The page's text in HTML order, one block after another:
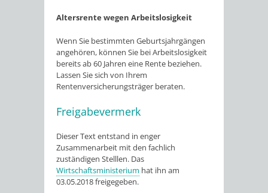
Altersrente wegen Arbeitslosigkeit
Wenn Sie bestimmten Geburtsjahrgängen
angehören, können Sie bei Arbeitslosigkeit
bereits ab 60 Jahren eine Rente beziehen.
Lassen Sie sich von Ihrem
Rentenversicherungsträger beraten.
Freigabevermerk
Dieser Text entstand in enger
Zusammenarbeit mit den fachlich
zuständigen Stelllen. Das
Wirtschaftsministerium hat ihn am
03.05.2018 freigegeben.